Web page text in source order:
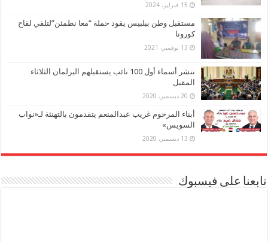
15 فبراير، 2024
مستقبل وطن ببلبيس يقود حملة “معا نطمئن”لتلقي لقاح
كورونا
13 نوفمبر، 2021
ننشر أسماء أول 100 نائب يستقبلهم البرلمان الثلاثاء
المقبل
20 ديسمبر، 2020
أبناء المرحوم غريب عبدالمنعم يتقدمون بالتهنئة لـ«نواب
السويس»
13 ديسمبر، 2020
تابعنا على فيسبوك